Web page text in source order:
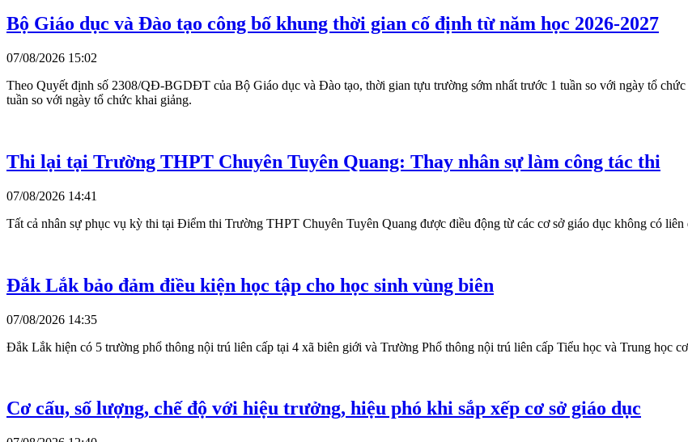
Bộ Giáo dục và Đào tạo công bố khung thời gian cố định từ năm học 2026-2027
07/08/2026 15:02
Theo Quyết định số 2308/QĐ-BGDĐT của Bộ Giáo dục và Đào tạo, thời gian tựu trường sớm nhất trước 1 tuần so với ngày tổ
tuần so với ngày tổ chức khai giảng.
Thi lại tại Trường THPT Chuyên Tuyên Quang: Thay nhân sự làm công tác thi
07/08/2026 14:41
Tất cả nhân sự phục vụ kỳ thi tại Điểm thi Trường THPT Chuyên Tuyên Quang được điều động từ các cơ sở giáo dục không có
Đắk Lắk bảo đảm điều kiện học tập cho học sinh vùng biên
07/08/2026 14:35
Đắk Lắk hiện có 5 trường phổ thông nội trú liên cấp tại 4 xã biên giới và Trường Phổ thông nội trú liên cấp Tiểu học và Trung học
Cơ cấu, số lượng, chế độ với hiệu trưởng, hiệu phó khi sắp xếp cơ sở giáo dục